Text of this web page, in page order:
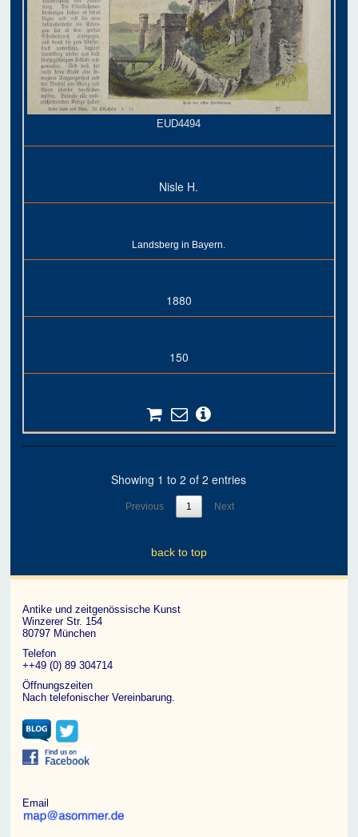
EUD4494
Nisle H.
Landsberg in Bayern.
1880
150
Showing 1 to 2 of 2 entries
Previous 1 Next
back to top
Antike und zeitgenössische Kunst
Winzerer Str. 154
80797 München
Telefon
++49 (0) 89 304714
Öffnungszeiten
Nach telefonischer Vereinbarung.
Email